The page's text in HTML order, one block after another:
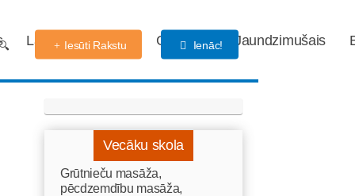
Labdarības fonds Gaidības Jaundzimušais
Iesūti Rakstu Ienāc!
Vecāku skola
Grūtnieču masāža,
pēcdzemdību masāža,